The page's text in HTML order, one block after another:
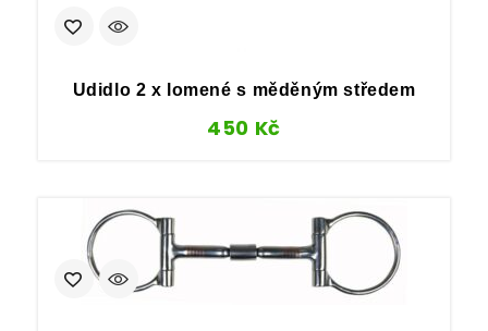
Udidlo 2 x lomené s měděným středem
450 Kč